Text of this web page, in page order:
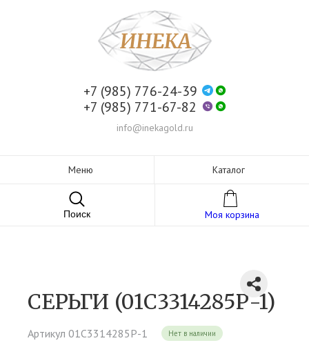
+7 (985) 776-24-39
+7 (985) 771-67-82
info@inekagold.ru
Меню Каталог
Поиск Моя корзина
СЕРЬГИ (01С3314285Р-1)
Артикул 01С3314285Р-1 Нет в наличии